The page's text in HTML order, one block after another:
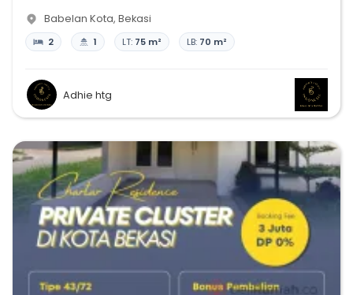
Babelan Kota, Bekasi
2 1 LT: 75 m² LB: 70 m²
Adhie htg